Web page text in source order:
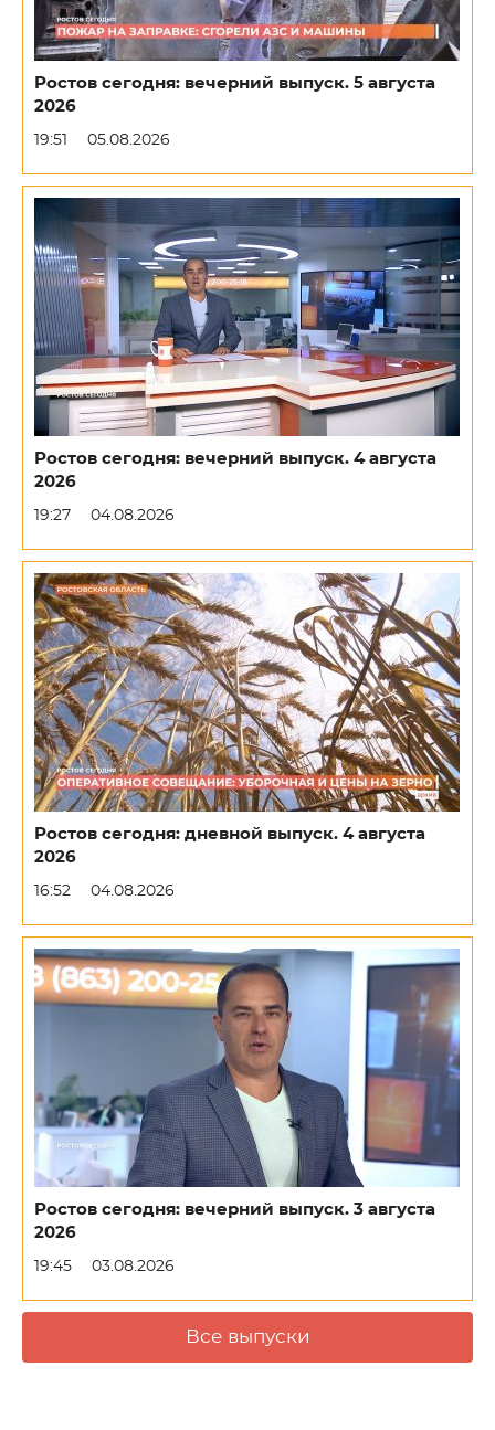
Ростов сегодня: вечерний выпуск. 5 августа
2026
19:51 05.08.2026
Ростов сегодня: вечерний выпуск. 4 августа
2026
19:27 04.08.2026
Ростов сегодня: дневной выпуск. 4 августа
2026
16:52 04.08.2026
Ростов сегодня: вечерний выпуск. 3 августа
2026
19:45 03.08.2026
Все выпуски